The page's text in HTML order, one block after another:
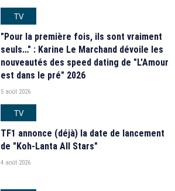
TV
"Pour la première fois, ils sont vraiment
seuls…" : Karine Le Marchand dévoile les
nouveautés des speed dating de "L'Amour
est dans le pré" 2026
5 août 2026
TV
TF1 annonce (déjà) la date de lancement
de "Koh-Lanta All Stars"
4 août 2026